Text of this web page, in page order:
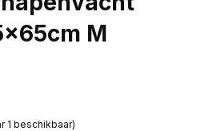
M
1 beschikbaar)